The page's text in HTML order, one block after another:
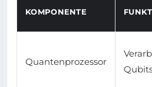
KOMPONENTE
Quantenprozessor